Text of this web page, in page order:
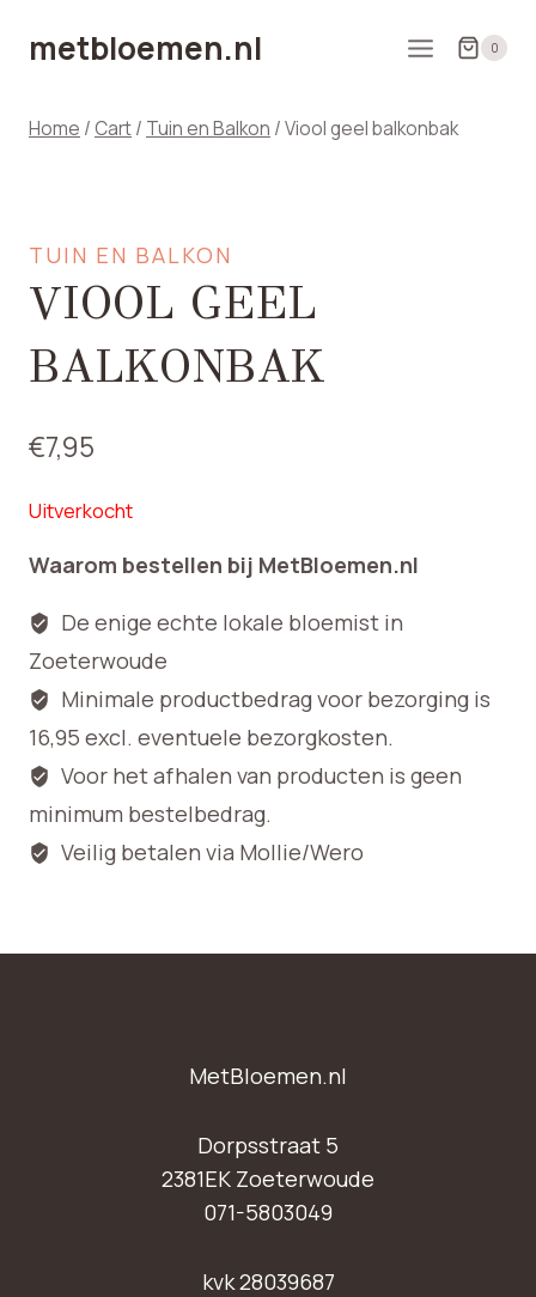
naarmetbloemen.nl 0
Home / Cart/ Tuin en Balkon /Viool geel balkonbak
TUIN EN BALKON
VIOOL GEEL
BALKONBAK
€7,95
Uitverkocht
Waarom bestellen bij MetBloemen.nl
De enige echte lokale bloemist in
Zoeterwoude
Minimale productbedrag voor bezorging is
16,95 excl. eventuele bezorgkosten.
Voor het afhalen van producten is geen
minimum bestelbedrag.
Veilig betalen via Mollie/Wero
MetBloemen.nl
Dorpsstraat 5
2381EK Zoeterwoude
071-5803049
kvk 28039687